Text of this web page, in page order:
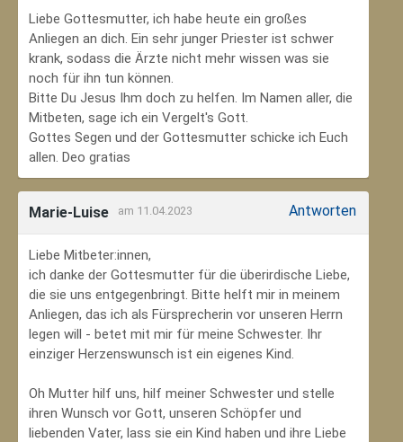
Liebe Gottesmutter, ich habe heute ein großes
Anliegen an dich. Ein sehr junger Priester ist schwer
krank, sodass die Ärzte nicht mehr wissen was sie
noch für ihn tun können.
Bitte Du Jesus Ihm doch zu helfen. Im Namen aller, die
Mitbeten, sage ich ein Vergelt's Gott.
Gottes Segen und der Gottesmutter schicke ich Euch
allen. Deo gratias
Marie-Luise am 11.04.2023 Antworten
Liebe Mitbeter:innen,
ich danke der Gottesmutter für die überirdische Liebe,
die sie uns entgegenbringt. Bitte helft mir in meinem
Anliegen, das ich als Fürsprecherin vor unseren Herrn
legen will - betet mit mir für meine Schwester. Ihr
einziger Herzenswunsch ist ein eigenes Kind.
Oh Mutter hilf uns, hilf meiner Schwester und stelle
ihren Wunsch vor Gott, unseren Schöpfer und
liebenden Vater, lass sie ein Kind haben und ihre Liebe